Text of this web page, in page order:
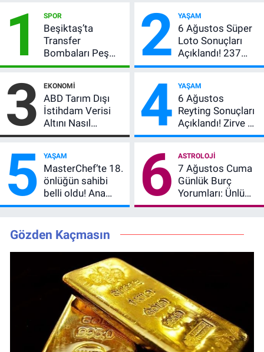
1 SPOR
Beşiktaş’ta
Transfer
Bombaları Peş
Peşe! Adalı
Açıkladı, 5 Yıldız
Daha Listede
2 YAŞAM
6 Ağustos Süper
Loto Sonuçları
Açıklandı! 237
Milyon TL’lik
3 EKONOMI
ABD Tarım Dışı
İstihdam Verisi
Altını Nasıl
Etkiler? Çok Basit
4 YAŞAM
6 Ağustos
Reyting Sonuçları
Açıklandı! Zirve El
Değiştirdi:
MasterChef'i
Geride Bıraktı
5 YAŞAM
MasterChef’te 18.
önlüğün sahibi
belli oldu! Ana
kadroya giren
oldu?
6 ASTROLOJI
7 Ağustos Cuma
Günlük Burç
Yorumları: Ünlü
Astrologlara Göre
Gözden Kaçmasın